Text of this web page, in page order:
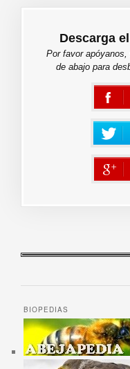
Descarga
Por favor
de abajo para
BIOPEDIAS